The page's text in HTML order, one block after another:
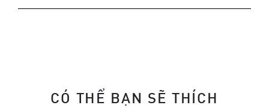
CÓ THỂ BẠN SẼ THÍCH